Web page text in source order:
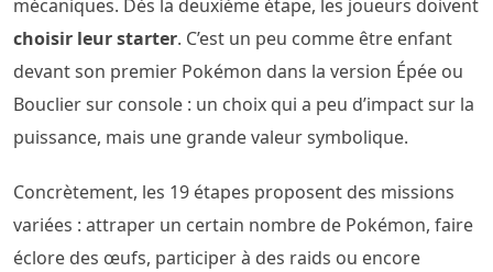
mécaniques. Dès la deuxième étape, les joueurs doivent
choisir leur starter. C’est un peu comme être enfant
devant son premier Pokémon dans la version Épée ou
Bouclier sur console : un choix qui a peu d’impact sur la
puissance, mais une grande valeur symbolique.
Concrètement, les 19 étapes proposent des missions
variées : attraper un certain nombre de Pokémon, faire
éclore des œufs, participer à des raids ou encore